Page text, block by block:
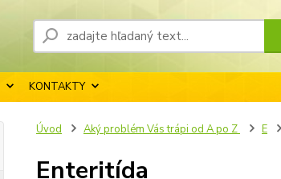
KONTAKTY
Úvod Aký problém Vás trápi od A po Z E
Enteritída